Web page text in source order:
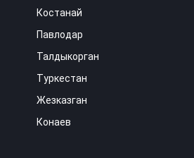
Костанай
Павлодар
Талдыкорган
Туркестан
Жезказган
Конаев